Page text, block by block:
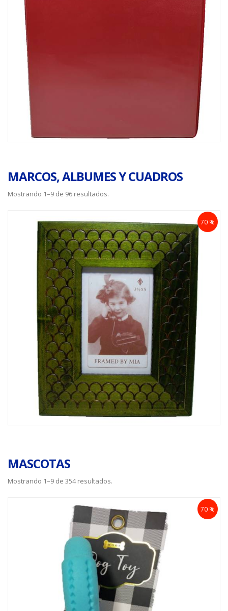
MARCOS, ALBUMES Y CUADROS
Mostrando 1–9 de 96 resultados.
70 %
MASCOTAS
Mostrando 1–9 de 354 resultados.
70 %